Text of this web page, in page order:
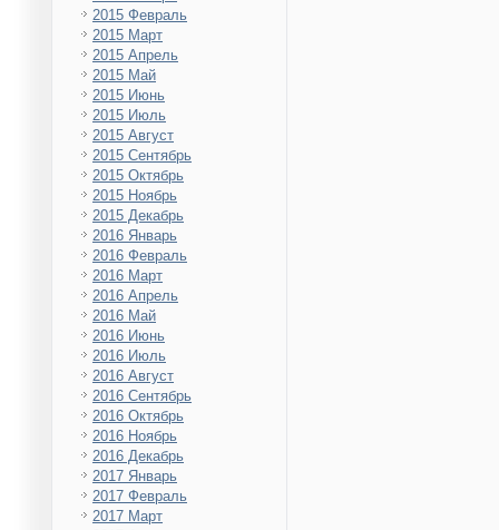
2015 Февраль
2015 Март
2015 Апрель
2015 Май
2015 Июнь
2015 Июль
2015 Август
2015 Сентябрь
2015 Октябрь
2015 Ноябрь
2015 Декабрь
2016 Январь
2016 Февраль
2016 Март
2016 Апрель
2016 Май
2016 Июнь
2016 Июль
2016 Август
2016 Сентябрь
2016 Октябрь
2016 Ноябрь
2016 Декабрь
2017 Январь
2017 Февраль
2017 Март